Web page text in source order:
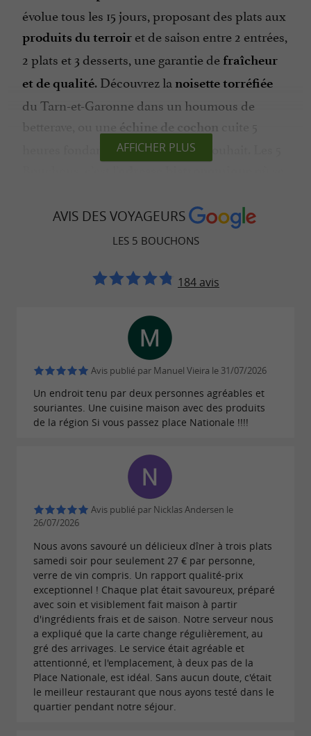
évolue tous les 15 jours, proposant des plats aux
produits du terroir et de saison entre 2 entrées,
2 plats et 3 desserts, une garantie de fraîcheur
et de qualité. Découvrez la noisette torréfiée
du Tarn-et-Garonne dans un houmous de
betterave, ou une
échine de cochon
cuite 5
heures fondante et gourmande à souhait. Les 5
la valorisation de son terroir à
par la cuisine et amoureux de sa
région, le chef David Soulier met son terroir à
l’honneur à travers desrecettes inventives et
créatives. Son travail est d’ailleurs remarqué par
leGuide Michelin et le Gault & Millauqui ne
hef intégré dans la Brigade du goût
du Tarn-et-Garonne, il a à cœur de
son département
et ses produits artisans.
Convivialité, sourire et bienveillance
rendez-vous au 5 Bouchons, lieu où la
gourmandiseest assumée et leplaisir
confirmé.
AFFICHER PLUS
AVIS DES VOYAGEURS
LES 5 BOUCHONS
184 avis
Avis publié par Manuel Vieira le 31/07/2026
Un endroit tenu par deux personnes agréables et
souriantes. Une cuisine maison avec des produits
de la région Si vous passez place Nationale !!!!
Avis publié par Nicklas Andersen le
26/07/2026
Nous avons savouré un délicieux dîner à trois plats
samedi soir pour seulement 27 € par personne,
verre de vin compris. Un rapport qualité-prix
exceptionnel ! Chaque plat était savoureux, préparé
avec soin et visiblement fait maison à partir
d'ingrédients frais et de saison. Notre serveur nous
a expliqué que la carte change régulièrement, au
gré des arrivages. Le service était agréable et
attentionné, et l'emplacement, à deux pas de la
Place Nationale, est idéal. Sans aucun doute, c'était
le meilleur restaurant que nous ayons testé dans le
quartier pendant notre séjour.